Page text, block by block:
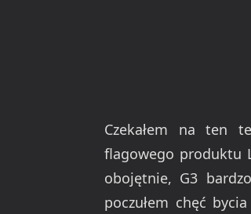
Czekałem na ten
flagowego produktu
obojętnie, G3
poczułem chęć